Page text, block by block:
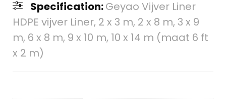
Specification:Geyao Vijver Liner
HDPE vijver Liner, 2 x 3 m, 2 x 8 m, 3 x 9
m, 6 x 8 m, 9 x 10 m, 10 x 14 m (maat 6 ft
x 2 m)